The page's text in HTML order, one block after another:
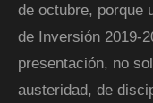
de octubre, porque
de Inversión 2019-
presentación, no
austeridad, de